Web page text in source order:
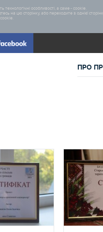
технологічні особливості, а саме - cookie.
на цю сторінку, або переходите з однієї
ПРО